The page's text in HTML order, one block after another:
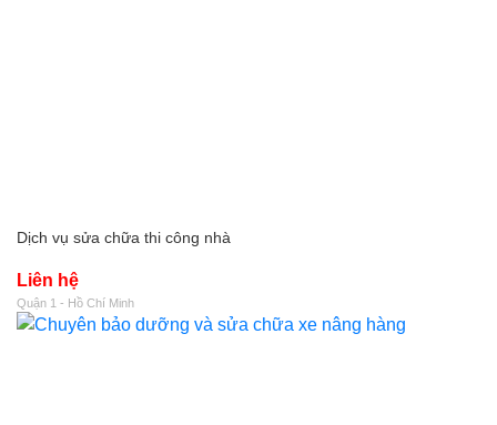
Dịch vụ sửa chữa thi công nhà
Liên hệ
Quận 1 - Hồ Chí Minh